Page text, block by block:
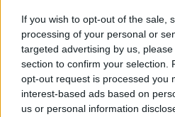
If you wish to opt-out of the sale,
processing of your personal or
targeted advertising by us,
section to confirm your selection.
opt-out request is processed you
interest-based ads based on
us or personal information
Az első hónap csak 200
ki!
KIPRÓBÁLOM